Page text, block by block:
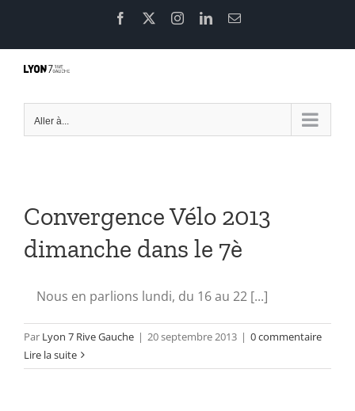
contenu
Facebook InstagramLinkedInEmail
Aller à...
Convergence Vélo 2013
dimanche dans le 7è
Nous en parlions lundi, du 16 au 22 [...]
Par Lyon 7 Rive Gauche | 20 septembre 2013 | 0 commentaire
Lire la suite